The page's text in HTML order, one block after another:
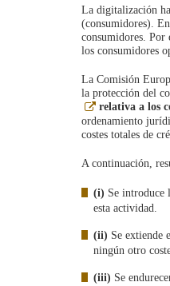
La digitalización
(consumidores).
consumidores. Por
los consumidores
La Comisión
la protección del
Abre
en
ventana
nueva
relativa a los
ordenamiento
costes totales de
A continuación,
(i) Se introduce
esta actividad.
(ii) Se extiende
ningún otro
(iii) Se